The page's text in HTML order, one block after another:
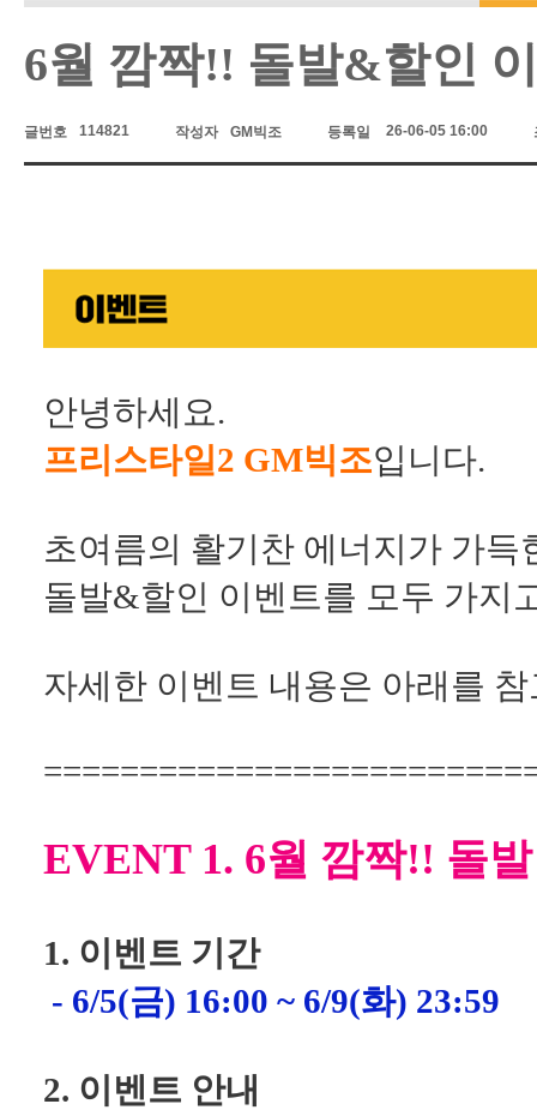
6월 깜짝!! 돌발&할인
글번호 114821 작성자 GM빅조 등록일 26-06-05 16:00
안녕하세요.
프리스타일2 GM빅조입니다.
초여름의 활기찬 에너지가 가득
돌발&할인 이벤트를 모두 가지
자세한 이벤트 내용은 아래를
EVENT 1. 6월 깜짝!! 돌
1. 이벤트 기간
- 6/5(금) 16:00 ~ 6/9(화) 23:59
2. 이벤트 안내